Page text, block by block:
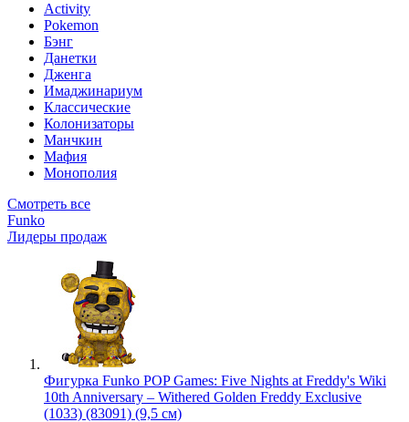
Activity
Pokemon
Бэнг
Данетки
Дженга
Имаджинариум
Классические
Колонизаторы
Манчкин
Мафия
Монополия
Смотреть все
Funko
Лидеры продаж
Фигурка Funko POP Games: Five Nights at Freddy's Wiki
10th Anniversary – Withered Golden Freddy Exclusive
(1033) (83091) (9,5 см)